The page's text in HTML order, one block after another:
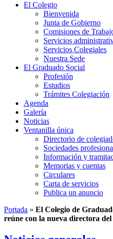
El Colegio
Bienvenida
Junta de Gobierno
Comisiones de
Servicios
Servicios Colegiales
Nuestra Sede
El Graduado Social
Profesión
Estudios
Trámites Colegiación
Agenda
Galería
Noticias
Ventanilla única
Directorio de
Sociedades
Información y
Memorias y cuentas
Circulares
Carta de servicios
Publica un anuncio
Portada » El Colegio de
reúne con la nueva directora